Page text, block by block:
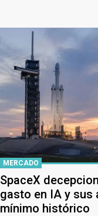
MERCADO
SpaceX
gasto en IA y sus
mínimo histórico